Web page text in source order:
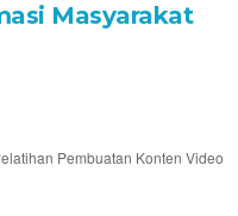
Masyarakat
Pembuatan Konten Video